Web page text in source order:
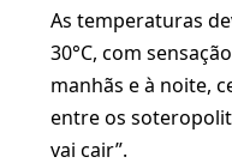
As temperaturas
30°C, com
manhãs e à noite,
entre os
vai cair”.